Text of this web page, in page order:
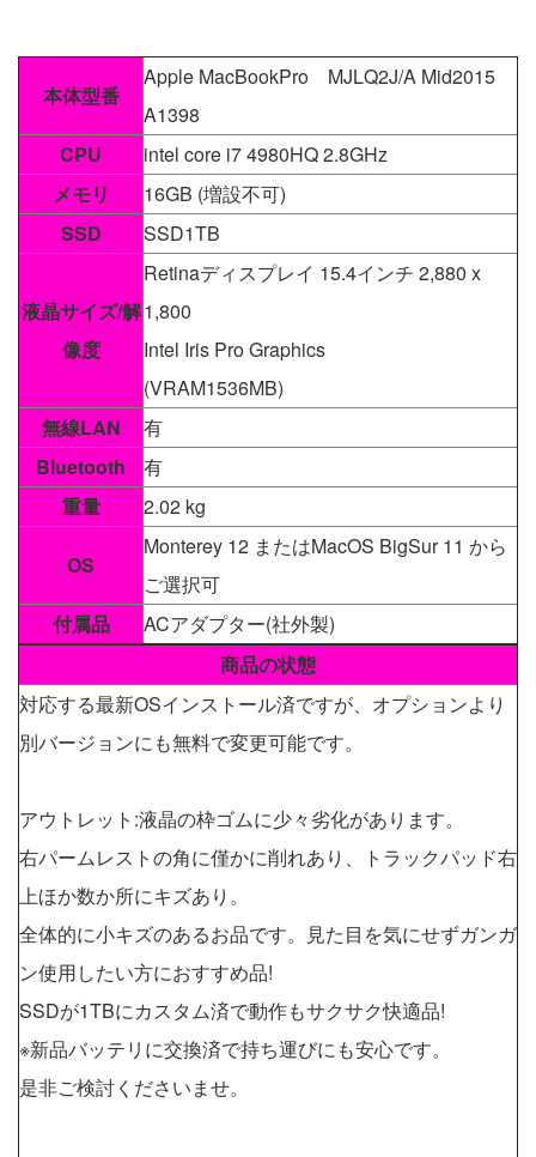
本体型番
Apple MacBookPro MJLQ2J/A Mid2015
A1398
CPU
intel core i7 4980HQ 2.8GHz
メモリ
16GB (増設不可)
SSD
SSD1TB
液晶サイズ/解
像度
Retinaディスプレイ 15.4インチ 2,880 x
1,800
Intel Iris Pro Graphics
(VRAM1536MB)
無線LAN
有
Bluetooth
有
重量
2.02 kg
OS
Monterey 12 またはMacOS BigSur 11 から
ご選択可
付属品
ACアダプター(社外製)
商品の状態
対応する最新OSインストール済ですが、オプションより
別バージョンにも無料で変更可能です。
アウトレット:液晶の枠ゴムに少々劣化があります。
右パームレストの角に僅かに削れあり、トラックパッド右
上ほか数か所にキズあり。
全体的に小キズのあるお品です。見た目を気にせずガンガ
ン使用したい方におすすめ品!
SSDが1TBにカスタム済で動作もサクサク快適品!
※新品バッテリに交換済で持ち運びにも安心です。
是非ご検討くださいませ。